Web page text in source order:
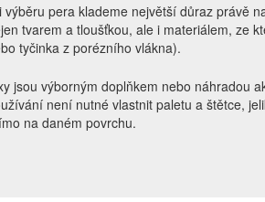
výběru pera klademe největší důraz právě
tvarem a tloušťkou, ale i materiálem, ze
tyčinka z porézního vlákna).
jsou výborným doplňkem nebo náhradou
není nutné vlastnit paletu a štětce,
na daném povrchu.